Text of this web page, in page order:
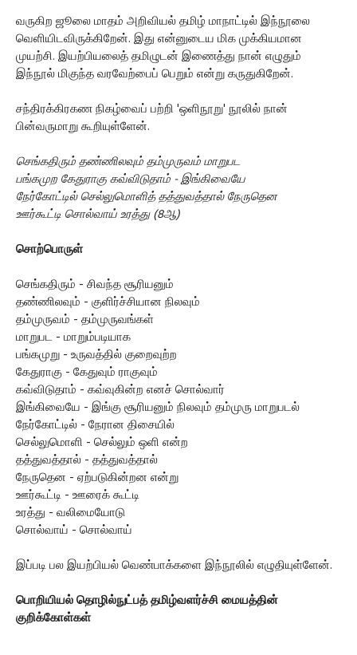
வருகிற ஜூலை மாதம் அறிவியல் தமிழ் மாநாட்டில் இந்நூலை
வெளியிடவிருக்கிறேன். இது என்னுடைய மிக முக்கியமான
முயற்சி. இயற்பியலைத் தமிழுடன் இணைத்து நான் எழுதும்
இந்நூல் மிகுந்த வரவேற்பைப் பெறும் என்று கருதுகிறேன்.
சந்திரக்கிரகண நிகழ்வைப் பற்றி 'ஒளிநூறு' நூலில் நான்
பின்வருமாறு கூறியுள்ளேன்.
செங்கதிரும் தண்ணிலவும் தம்முருவம் மாறுபட
பங்கமுற கேதுராகு கவ்விடுதாம் - இங்கிவையே
நேர்கோட்டில் செல்லுமொளித் தத்துவத்தால் நேருதென
ஊர்கூட்டி சொல்வாய் உரத்து (8ஆ)
சொற்பொருள்
செங்கதிரும் - சிவந்த சூரியனும்
தண்ணிலவும் - குளிர்ச்சியான நிலவும்
தம்முருவம் - தம்முருவங்கள்
மாறுபட - மாறும்படியாக
பங்கமுறு - உருவத்தில் குறைவுற்ற
கேதுராகு - கேதுவும் ராகுவும்
கவ்விடுதாம் - கவ்வுகின்ற எனச் சொல்வார்
இங்கிவையே - இங்கு சூரியனும் நிலவும் தம்முரு மாறுபடல்
நேர்கோட்டில் - நேரான திசையில்
செல்லுமொளி - செல்லும் ஒளி என்ற
தத்துவத்தால் - தத்துவத்தால்
நேருதென - ஏற்படுகின்றன என்று
ஊர்கூட்டி - ஊரைக் கூட்டி
உரத்து - வலிமையோடு
சொல்வாய் - சொல்வாய்
இப்படி பல இயற்பியல் வெண்பாக்களை இந்நூலில் எழுதியுள்ளேன்.
பொறியியல் தொழில்நுட்பத் தமிழ்வளர்ச்சி மையத்தின்
குறிக்கோள்கள்